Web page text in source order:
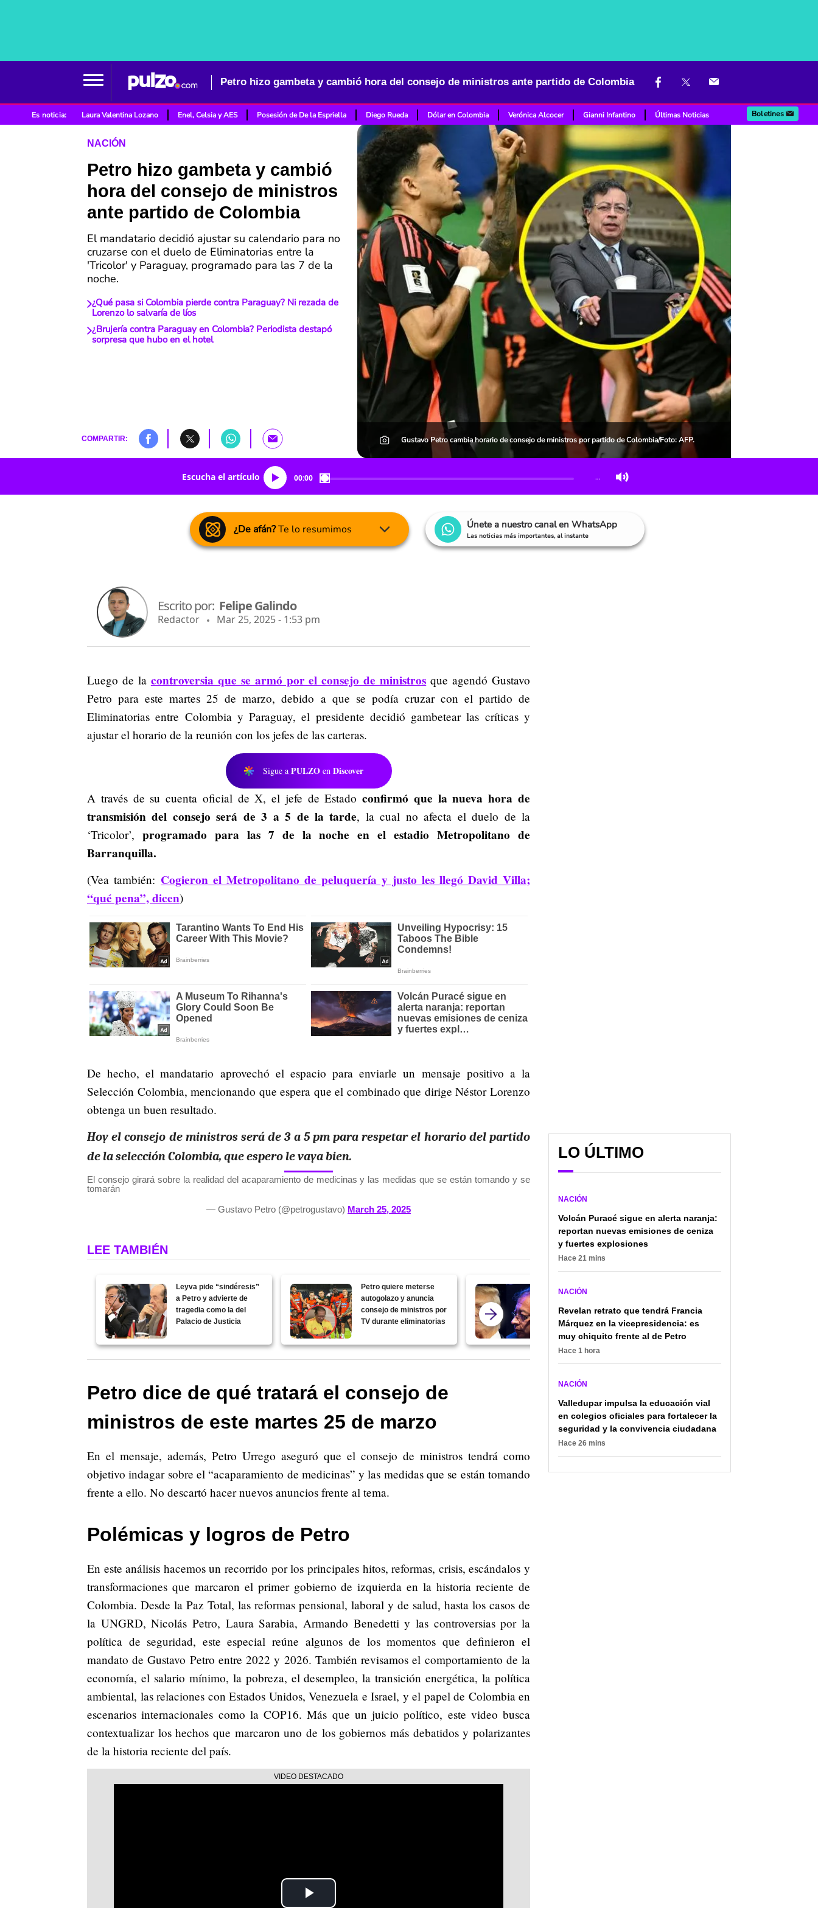
Petro hizo gambeta y cambió hora del consejo de ministros ante partido de Colombia
Es noticia: Laura Valentina Lozano Enel, Celsia y AES Posesión de De la Espriella Diego Rueda Dólar en Colombia Verónica Alcocer Gianni Infantino Últimas Noticias Boletines
NACIÓN
Petro hizo gambeta y cambió
hora del consejo de ministros
ante partido de Colombia
El mandatario decidió ajustar su calendario para no
cruzarse con el duelo de Eliminatorias entre la
'Tricolor' y Paraguay, programado para las 7 de la
noche.
¿Qué pasa si Colombia pierde contra Paraguay? Ni rezada de
Lorenzo lo salvaría de líos
¿Brujería contra Paraguay en Colombia? Periodista destapó
sorpresa que hubo en el hotel
COMPARTIR: Gustavo Petro cambia horario de consejo de ministros por partido de Colombia/Foto: AFP.
Escucha el artículo 00:00 …
¿De afán?Te lo resumimos Únete a nuestro canal en WhatsApp
Las noticias más importantes, al instante
Escrito por: Felipe Galindo
Redactor Mar 25, 2025 - 1:53 pm
Luego de la controversia que se armó por el consejo de ministros que agendó Gustavo
Petro para este martes 25 de marzo, debido a que se podía cruzar con el partido de
Eliminatorias entre Colombia y Paraguay, el presidente decidió gambetear las críticas y
ajustar el horario de la reunión con los jefes de las carteras.
Sigue a PULZO en Discover
A través de su cuenta oficial de X, el jefe de Estadoconfirmó que la nueva hora de
transmisión del consejo será de 3 a 5 de la tarde, la cual no afecta el duelo de la
‘Tricolor’, programado para las 7 de la noche en el estadio Metropolitano de
Barranquilla.
(Vea también: Cogieron el Metropolitano de peluquería y justo les llegó David Villa;
“qué pena”, dicen)
De hecho, el mandatario aprovechó el espacio para enviarle un mensaje positivo a la
Selección Colombia, mencionando que espera que el combinado que dirige Néstor Lorenzo
obtenga un buen resultado.
Hoy el consejo de ministros será de 3 a 5 pm para respetar el horario del partido
de la selección Colombia, que espero le vaya bien.
El consejo girará sobre la realidad del acaparamiento de medicinas y las medidas que se están tomando y se
tomarán
— Gustavo Petro (@petrogustavo) March 25, 2025
LEE TAMBIÉN
Leyva pide “sindéresis”
a Petro y advierte de
tragedia como la del
Palacio de Justicia
Petro quiere meterse
autogolazo y anuncia
consejo de ministros por
TV durante eliminatorias
Trump amenaza a todos
petróleo y gas de
Venezuela; ¿tiembla
Petro dice de qué tratará el consejo de
ministros de este martes 25 de marzo
En el mensaje, además, Petro Urrego aseguró que el consejo de ministros tendrá como
objetivo indagar sobre el “acaparamiento de medicinas” y las medidas que se están tomando
frente a ello. No descartó hacer nuevos anuncios frente al tema.
Polémicas y logros de Petro
En este análisis hacemos un recorrido por los principales hitos, reformas, crisis, escándalos y
transformaciones que marcaron el primer gobierno de izquierda en la historia reciente de
Colombia. Desde la Paz Total, las reformas pensional, laboral y de salud, hasta los casos de
la UNGRD, Nicolás Petro, Laura Sarabia, Armando Benedetti y las controversias por la
política de seguridad, este especial reúne algunos de los momentos que definieron el
mandato de Gustavo Petro entre 2022 y 2026. También revisamos el comportamiento de la
economía, el salario mínimo, la pobreza, el desempleo, la transición energética, la política
ambiental, las relaciones con Estados Unidos, Venezuela e Israel, y el papel de Colombia en
escenarios internacionales como la COP16. Más que un juicio político, este video busca
contextualizar los hechos que marcaron uno de los gobiernos más debatidos y polarizantes
de la historia reciente del país.
LO ÚLTIMO
NACIÓN
Volcán Puracé sigue en alerta naranja:
reportan nuevas emisiones de ceniza
y fuertes explosiones
Hace 21 mins
NACIÓN
Revelan retrato que tendrá Francia
Márquez en la vicepresidencia: es
muy chiquito frente al de Petro
Hace 1 hora
NACIÓN
Valledupar impulsa la educación vial
en colegios oficiales para fortalecer la
seguridad y la convivencia ciudadana
Hace 26 mins